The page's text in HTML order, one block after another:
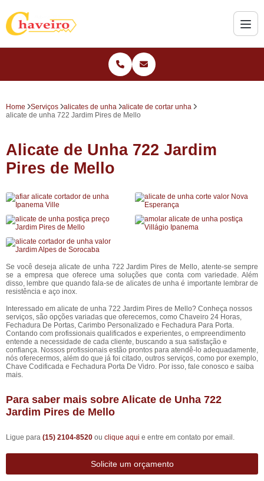
Home Serviços alicates de unha
alicate de cortar unha
alicate de unha 722 Jardim Pires de Mello
Alicate de Unha 722 Jardim
Pires de Mello
Se você deseja alicate de unha 722 Jardim Pires de Mello, atente-se sempre
se a empresa que oferece uma soluções que conta com variedade. Além
disso, lembre que quando fala-se de alicates de unha é importante lembrar de
resistência e aço inox.
Interessado em alicate de unha 722 Jardim Pires de Mello? Conheça nossos
serviços, são opções variadas que oferecemos, como Chaveiro 24 Horas,
Fechadura De Portas, Carimbo Personalizado e Fechadura Para Porta.
Contando com profissionais qualificados e experientes, o empreendimento
entende a necessidade de cada cliente, buscando a sua satisfação e
confiança. Nossos profissionais estão prontos para atendê-lo adequadamente,
nós oferecermos, além do que já foi citado, outros serviços, como por exemplo,
Chave Codificada e Fechadura Porta De Vidro. Por isso, fale conosco e saiba
mais.
Para saber mais sobre Alicate de Unha 722
Jardim Pires de Mello
Ligue para (15) 2104-8520 ou clique aqui e entre em contato por email.
Solicite um orçamento